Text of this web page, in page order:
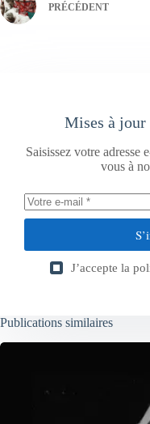
PRÉCÉDENT
Mises à jour
Saisissez votre adresse
vous à
J’accepte la
Publications similaires